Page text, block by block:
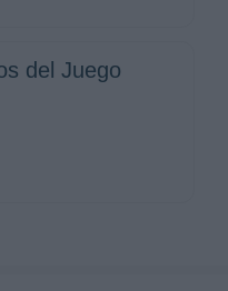
del Juego